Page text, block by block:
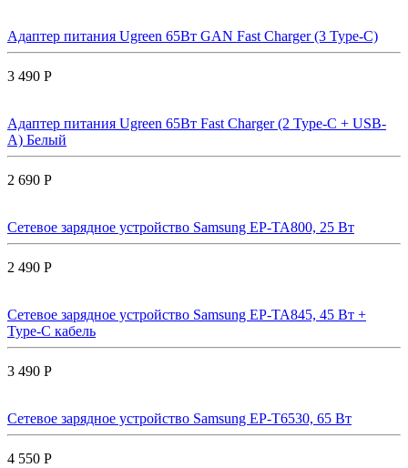
Адаптер питания Ugreen 65Вт GAN Fast Charger (3 Type-C)
3 490 Р
Адаптер питания Ugreen 65Вт Fast Charger (2 Type-C + USB-
A) Белый
2 690 Р
Сетевое зарядное устройство Samsung EP-TA800, 25 Вт
2 490 Р
Сетевое зарядное устройство Samsung EP-TA845, 45 Вт +
Type-C кабель
3 490 Р
Сетевое зарядное устройство Samsung EP-T6530, 65 Вт
4 550 Р